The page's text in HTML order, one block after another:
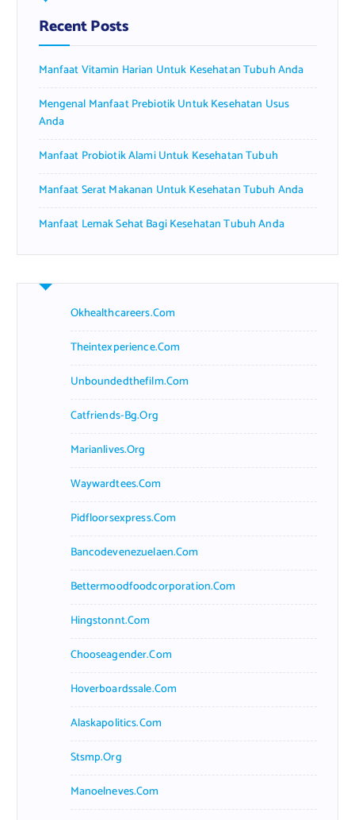
f
o
:
Recent Posts
Manfaat Vitamin Harian Untuk Kesehatan Tubuh Anda
Mengenal Manfaat Prebiotik Untuk Kesehatan Usus
Anda
Manfaat Probiotik Alami Untuk Kesehatan Tubuh
Manfaat Serat Makanan Untuk Kesehatan Tubuh Anda
Manfaat Lemak Sehat Bagi Kesehatan Tubuh Anda
Okhealthcareers.com
Theintexperience.com
Unboundedthefilm.com
Catfriends-Bg.org
Marianlives.org
Waywardtees.com
Pidfloorsexpress.com
Bancodevenezuelaen.com
Bettermoodfoodcorporation.com
Hingstonnt.com
Chooseagender.com
Hoverboardssale.com
Alaskapolitics.com
Stsmp.org
Manoelneves.com